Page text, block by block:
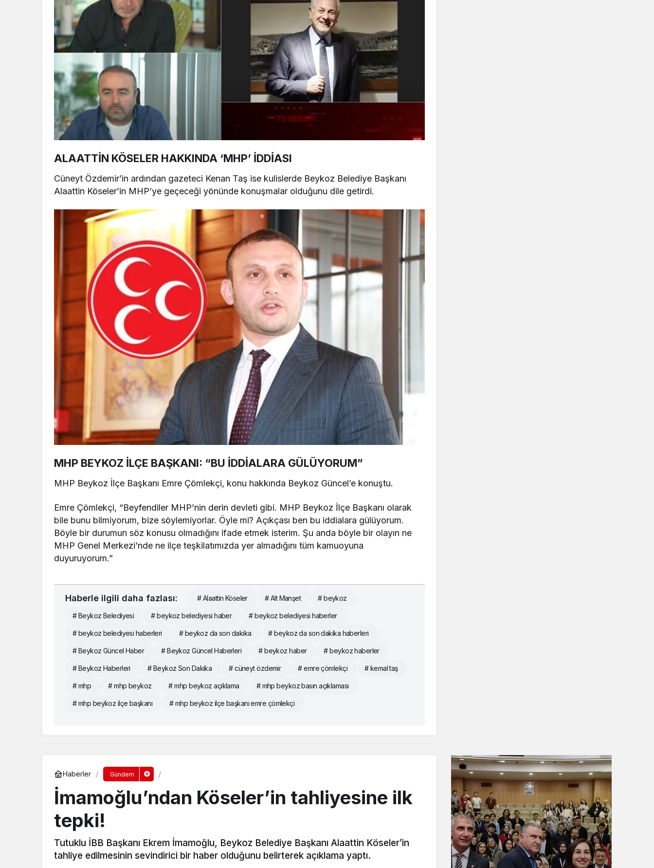
ALAATTİN KÖSELER HAKKINDA ‘MHP’ İDDİASI
Cüneyt Özdemir’in ardından gazeteci Kenan Taş ise kulislerde Beykoz Belediye Başkanı
Alaattin Köseler’in MHP’ye geçeceği yönünde konuşmalar olduğunu dile getirdi.
MHP BEYKOZ İLÇE BAŞKANI: “BU İDDİALARA GÜLÜYORUM”
MHP Beykoz İlçe Başkanı Emre Çömlekçi, konu hakkında Beykoz Güncel’e konuştu.
Emre Çömlekçi, “Beyfendiler MHP’nin derin devleti gibi. MHP Beykoz İlçe Başkanı olarak
bile bunu bilmiyorum, bize söylemiyorlar. Öyle mi? Açıkçası ben bu iddialara gülüyorum.
Böyle bir durumun söz konusu olmadığını ifade etmek isterim. Şu anda böyle bir olayın ne
MHP Genel Merkezi’nde ne ilçe teşkilatımızda yer almadığını tüm kamuoyuna
duyuruyorum.”
Haberle ilgili daha fazlası: # Alaattin Köseler # Alt Manşet # beykoz
# Beykoz Belediyesi # beykoz belediyesi haber # beykoz belediyesi haberler
# beykoz belediyesi haberleri # beykoz da son dakika # beykoz da son dakika haberleri
# Beykoz Güncel Haber # Beykoz Güncel Haberleri # beykoz haber # beykoz haberler
# Beykoz Haberleri # Beykoz Son Dakika # cüneyt özdemir # emre çömlekçi # kemal taş
# mhp # mhp beykoz # mhp beykoz açıklama # mhp beykoz basın açıklaması
# mhp beykoz ilçe başkanı # mhp beykoz ilçe başkanı emre çömlekçi
Haberler Gündem
İmamoğlu’ndan Köseler’in tahliyesine ilk
tepki!
Tutuklu İBB Başkanı Ekrem İmamoğlu, Beykoz Belediye Başkanı Alaattin Köseler’in
tahliye edilmesinin sevindirici bir haber olduğunu belirterek açıklama yaptı.